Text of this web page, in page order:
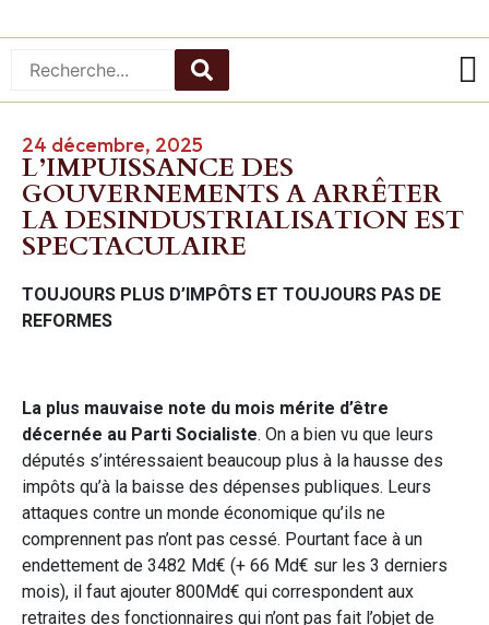
24 décembre, 2025
L’IMPUISSANCE DES
GOUVERNEMENTS A ARRÊTER
LA DESINDUSTRIALISATION EST
SPECTACULAIRE
TOUJOURS PLUS D’IMPÔTS ET TOUJOURS PAS DE
REFORMES
La plus mauvaise note du mois mérite d’être
décernée au Parti Socialiste. On a bien vu que leurs
députés s’intéressaient beaucoup plus à la hausse des
impôts qu’à la baisse des dépenses publiques. Leurs
attaques contre un monde économique qu’ils ne
comprennent pas n’ont pas cessé. Pourtant face à un
endettement de 3482 Md€ (+ 66 Md€ sur les 3 derniers
mois), il faut ajouter 800Md€ qui correspondent aux
retraites des fonctionnaires qui n’ont pas fait l’objet de